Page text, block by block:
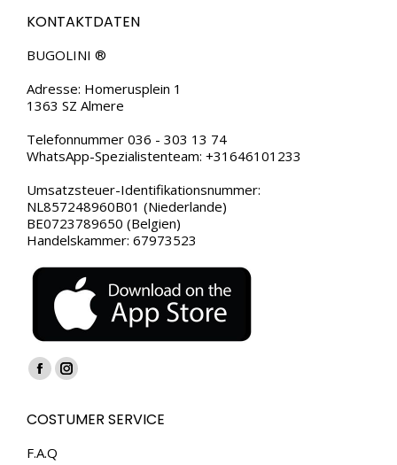
KONTAKTDATEN
BUGOLINI ®
Adresse: Homerusplein 1
1363 SZ Almere
Telefonnummer 036 - 303 13 74
WhatsApp-Spezialistenteam: +31646101233
Umsatzsteuer-Identifikationsnummer:
NL857248960B01 (Niederlande)
BE0723789650 (Belgien)
Handelskammer: 67973523
Finden Sie uns auf:
Facebook
opens
in
Instagram
opens
COSTUMER SERVICE
F.A.Q